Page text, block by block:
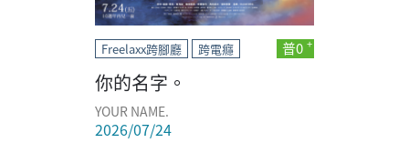
Freelaxx跨腳廳 跨電癮 普0
你的名字。
YOUR NAME.
2026/07/24